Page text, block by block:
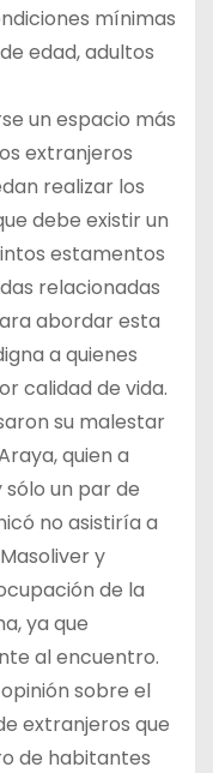
mínimas
edad, adultos
un espacio más
extranjeros
realizar los
debe existir un
estamentos
relacionadas
abordar esta
a quienes
calidad de vida.
su malestar
quien a
un par de
no asistiría a
y
de la
ya que
al encuentro.
sobre el
extranjeros que
de habitantes